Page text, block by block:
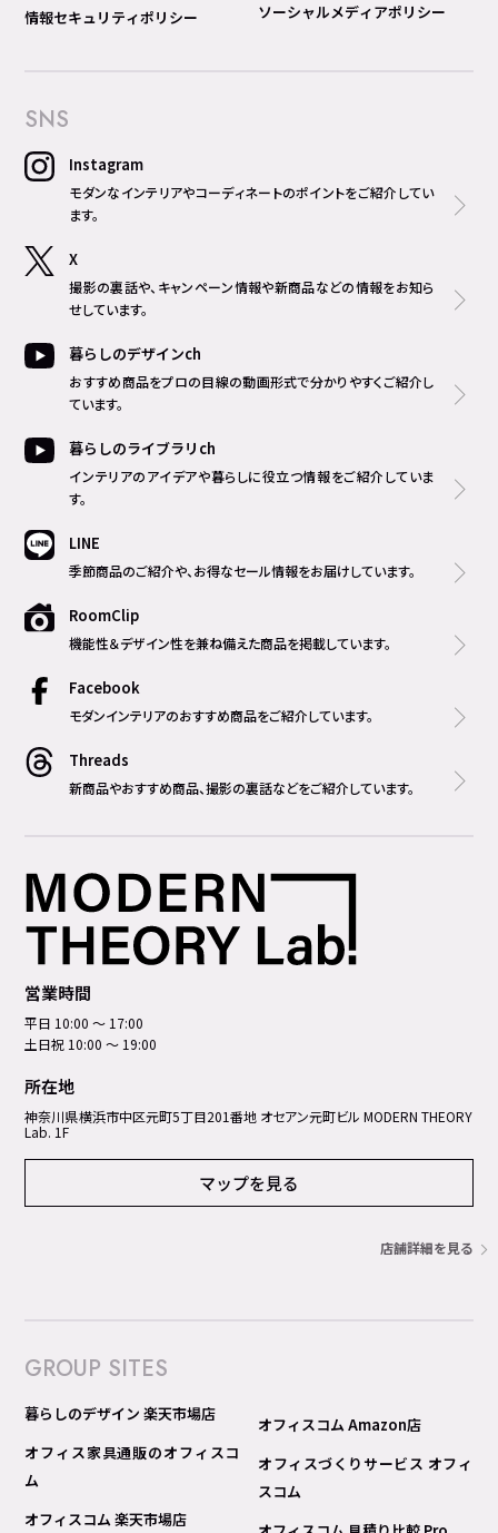
情報セキュリティポリシー
ソーシャルメディアポリシー
SNS
Instagram
モダンなインテリアやコーディネートのポイントをご紹介してい
ます。
X
撮影の裏話や、キャンペーン情報や新商品などの情報をお知ら
せしています。
暮らしのデザインch
おすすめ商品をプロの目線の動画形式で分かりやすくご紹介し
ています。
暮らしのライブラリch
インテリアのアイデアや暮らしに役立つ情報をご紹介していま
す。
LINE
季節商品のご紹介や、お得なセール情報をお届けしています。
RoomClip
機能性＆デザイン性を兼ね備えた商品を掲載しています。
Facebook
モダンインテリアのおすすめ商品をご紹介しています。
Threads
新商品やおすすめ商品、撮影の裏話などをご紹介しています。
営業時間
平日 10:00 ～ 17:00
土日祝 10:00 ～ 19:00
所在地
神奈川県横浜市中区元町5丁⽬201番地 オセアン元町ビル MODERN THEORY
Lab. 1F
マップを見る
店舗詳細を見る
GROUP SITES
暮らしのデザイン 楽天市場店
オフィス家具通販のオフィスコ
ム
オフィスコム 楽天市場店
オフィスコム Amazon店
オフィスづくりサービス オフィ
スコム